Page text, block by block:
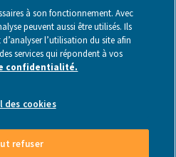
à son fonctionnement. Avec
peuvent aussi être utilisés. Ils
l’utilisation du site afin
services qui répondent à vos
confidentialité.
des cookies
refuser